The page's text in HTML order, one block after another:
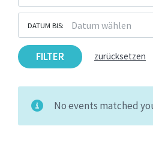
DATUM BIS:
FILTER zurücksetzen
No events matched